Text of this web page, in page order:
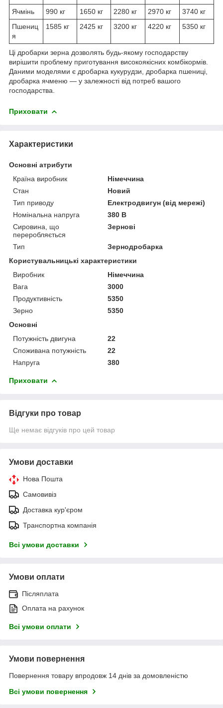
Ячмінь
990 кг 1650 кг 2280 кг 2970 кг
3740 кг
Пшениц
я
1585 кг 2425 кг 3200 кг 4220 кг 5350 кг
Ці дробарки зерна дозволять будь-якому господарству
вирішити проблему приготування високоякісних комбікормів.
Даними моделями є дробарка кукурудзи, дробарка пшениці,
дробарка ячменю — у залежності від потреб вашого
господарства.
Приховати
Характеристики
Основні атрибути
Країна виробник
Німеччина
Стан
Новий
Тип приводу
Електродвигун (від мережі)
Номінальна напруга
380 В
Сировина, що
переробляється
Зернові
Тип
Зернодробарка
Користувальницькі характеристики
Виробник
Німеччина
Вага
3000
Продуктивність
5350
Зерно
5350
Основні
Потужність двигуна
22
Споживана потужність
22
Напруга
380
Приховати
Відгуки про товар
Ще немає відгуків про цей товар
Умови доставки
Нова Пошта
Самовивіз
Доставка кур'єром
Транспортна компанія
Всі умови доставки
Умови оплати
Післяплата
Оплата на рахунок
Всі умови оплати
Умови повернення
Повернення товару впродовж 14 днів за домовленістю
Всі умови повернення